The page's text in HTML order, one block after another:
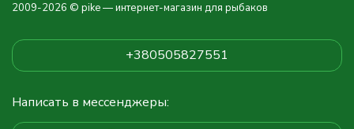
2009-2026 © pike — интернет-магазин для рыбаков
+380505827551
Написать в мессенджеры: